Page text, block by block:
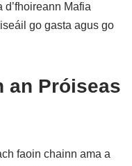
Mafia
go gasta agus go
an Próiseas
faoin chainn ama a